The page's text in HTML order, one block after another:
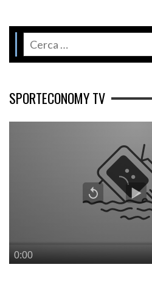
SPORTECONOMY TV